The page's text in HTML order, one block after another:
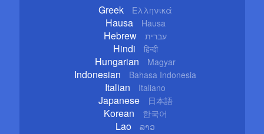
Greek Ελληνικά
Hausa Hausa
Hebrew עברית
Hindi हिन्दी
Hungarian Magyar
Indonesian Bahasa Indonesia
Italian Italiano
Japanese 日本語
Korean 한국어
Lao ລາວ